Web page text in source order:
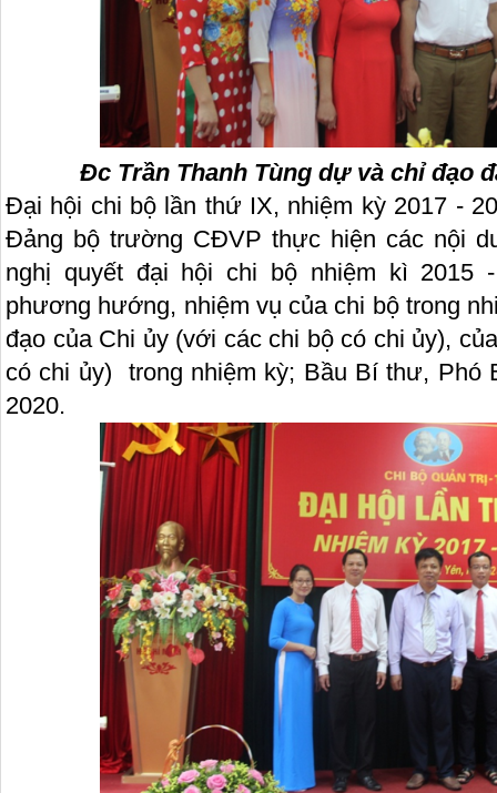
Đc Trần Thanh Tùng dự và chỉ đạo
Đại hội chi bộ lần thứ IX, nhiệm kỳ 2017 -
Đảng bộ trường CĐVP thực hiện các nội
nghị quyết đại hội chi bộ nhiệm kì 2015
phương hướng, nhiệm vụ của chi bộ trong
đạo của Chi ủy (với các chi bộ có chi ủy),
có chi ủy) trong nhiệm kỳ; Bầu Bí thư, Phó
2020.